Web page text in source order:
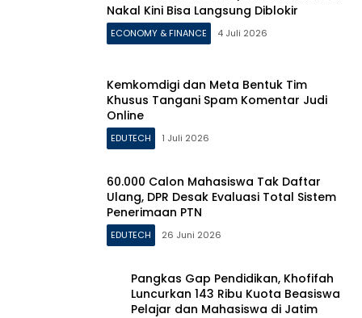
Nakal Kini Bisa Langsung Diblokir
ECONOMY & FINANCE 4 Juli 2026
Kemkomdigi dan Meta Bentuk Tim
Khusus Tangani Spam Komentar Judi
Online
EDUTECH 1 Juli 2026
60.000 Calon Mahasiswa Tak Daftar
Ulang, DPR Desak Evaluasi Total Sistem
Penerimaan PTN
EDUTECH 26 Juni 2026
Pangkas Gap Pendidikan, Khofifah
Luncurkan 143 Ribu Kuota Beasiswa
Pelajar dan Mahasiswa di Jatim